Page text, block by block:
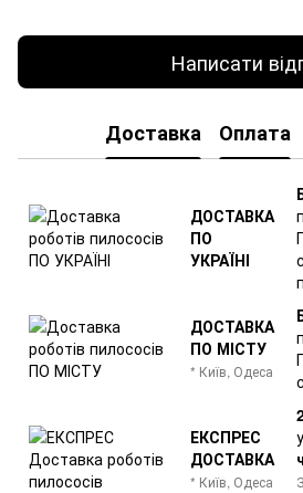
Написати
Доставка Оплата
ДОСТАВКА
ПО
УКРАЇНІ
ДОСТАВКА
ПО МІСТУ
* Київ, Одеса
ЕКСПРЕС
ДОСТАВКА
* Київ, Одеса